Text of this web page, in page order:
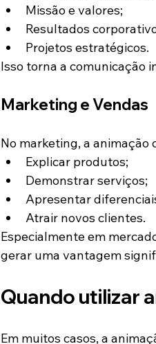
Missão e valores;
Resultados
Projetos estratégicos.
Isso torna a comunicação
Marketing e Vendas
No marketing, a animação
Explicar produtos;
Demonstrar serviços;
Apresentar
Atrair novos clientes.
Especialmente em
gerar uma vantagem
Quando utilizar
Em muitos casos, a